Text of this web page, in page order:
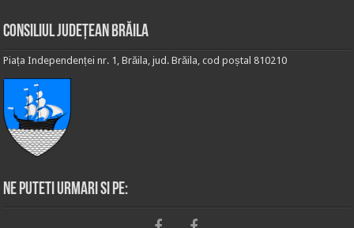
Consiliul Județean Brăila
Piața Independenței nr. 1, Brăila, jud. Brăila, cod poștal 810210
Ne puteti urmari si pe: